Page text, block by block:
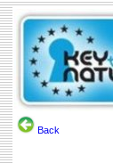
Back